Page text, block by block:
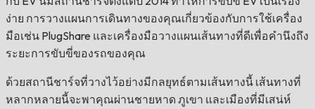
ง่าย การวางแผนการเดินทางของคุณเกี่ยวข้องกับการใช้เครื่อง
มือเช่น PlugShare และเครื่องมือวางแผนเส้นทางที่ดีเพื่อคำนึงถึง
ระยะการขับขี่ของรถของคุณ
ด้วยสถานีชาร์จที่วางไว้อย่างมีกลยุทธ์ตามเส้นทางนี้ เส้นทางที่
หลากหลายนี้จะพาคุณผ่านชายหาด ภูเขา และเมืองที่มีเสน่ห์